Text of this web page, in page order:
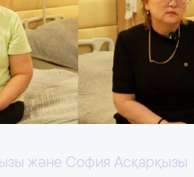
және София Асқарқызы